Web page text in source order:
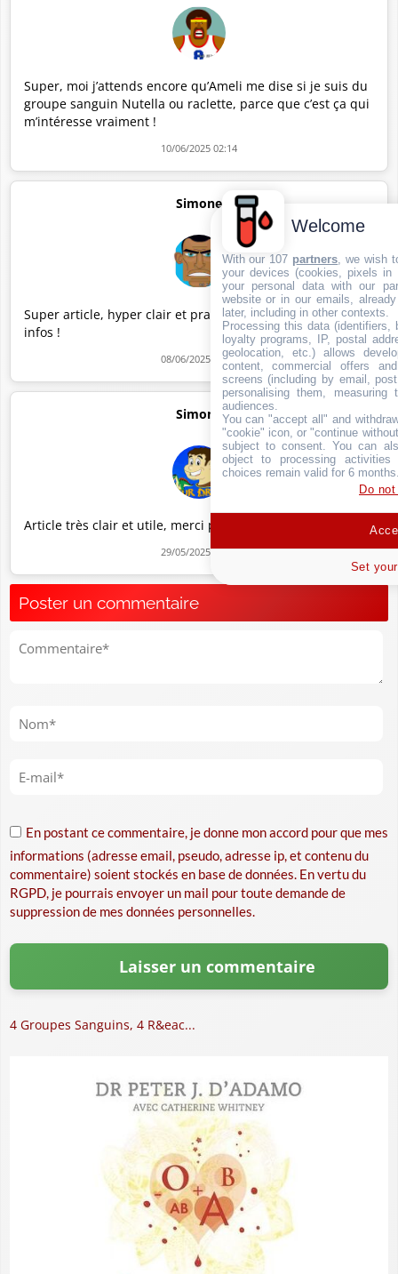
Super, moi j’attends encore qu’Ameli me dise si je suis du
groupe sanguin Nutella ou raclette, parce que c’est ça qui
m’intéresse vraiment !
10/06/2025 02:14
Simone
Super article, hyper clair et pratique 👍🩸 Merci pour les
infos !
08/06/2025 15:21
Simone
Article très clair et utile, merci pour les infos ! 🩸💻
29/05/2025 23:17
Poster un commentaire
En postant ce commentaire, je donne mon accord pour que mes
informations (adresse email, pseudo, adresse ip, et contenu du
commentaire) soient stockés en base de données. En vertu du
RGPD, je pourrais envoyer un mail pour toute demande de
suppression de mes données personnelles.
4 Groupes Sanguins, 4 R&eac...
Welcome
With our 107 partners, we wish
your devices (cookies, pixels
your personal data with our
website or in our emails,
later, including in other contexts.
Processing this data (identifiers,
loyalty programs, IP, postal
geolocation, etc.) allows
content, commercial offers
screens (including by email,
personalising them, measuring
audiences.
You can "accept all" and
"cookie" icon, or "continue
subject to consent. You can
object to processing
choices remain valid for 6
Do
Set